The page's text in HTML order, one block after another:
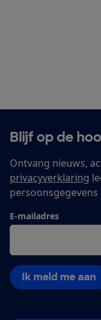
Blijf op de
Ontvang nieuws,
privacyverklaring
E-mailadres
Ik meld me aan